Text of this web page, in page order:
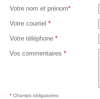
Votre nom et prénom*
Votre courriel *
Votre téléphone *
Vos commentaires *
* Champs obligatoires